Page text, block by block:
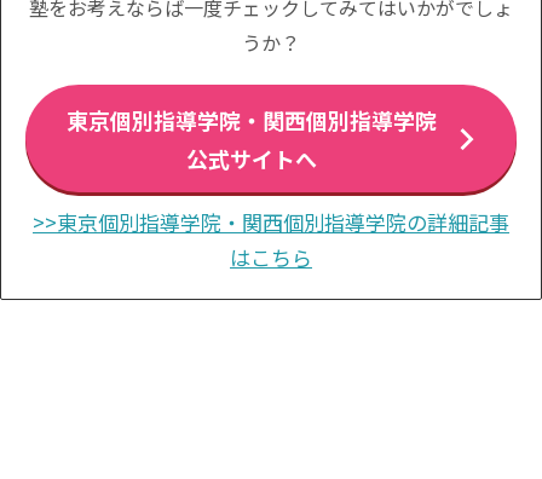
塾をお考えならば一度チェックしてみてはいかがでしょ
うか？
東京個別指導学院・関西個別指導学院
公式サイトへ
>>東京個別指導学院・関西個別指導学院の詳細記事
はこちら